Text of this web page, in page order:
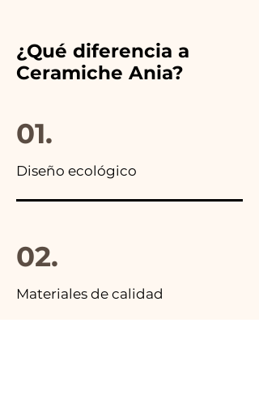
anuncios de nuestros artículos
encontrarás la foto del
¿Qué diferencia a
Ceramiche Ania?
01.
Diseño ecológico
02.
Materiales de calidad